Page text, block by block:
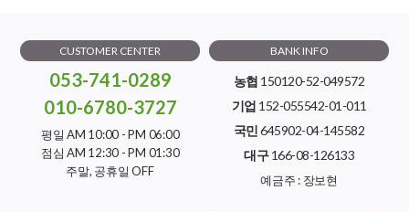
CUSTOMER CENTER
053-741-0289
010-6780-3727
평일 AM 10:00 - PM 06:00
점심 AM 12:30 - PM 01:30
주말, 공휴일 OFF
BANK INFO
농협 150120-52-049572
기업 152-055542-01-011
국민645902-04-145582
대구166-08-126133
예금주 : 장보현